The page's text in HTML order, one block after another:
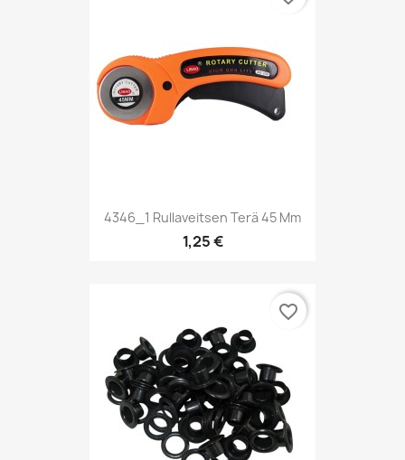
4346_1 Rullaveitsen Terä 45 Mm
1,25 €
favorite_border